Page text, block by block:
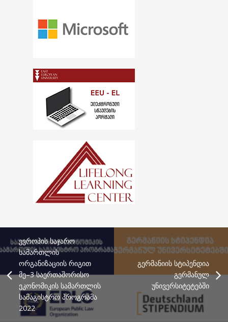
ევროპის საჯარო
სამართლის
ორგანიზაციის რიგით
მე–3 საერთაშორისო
ეკონომიკის სამართლის
სამაგისტრო პროგრამა
2022
გერმანიის სტიპენდია
გერმანულ
უნივერსიტეტებში